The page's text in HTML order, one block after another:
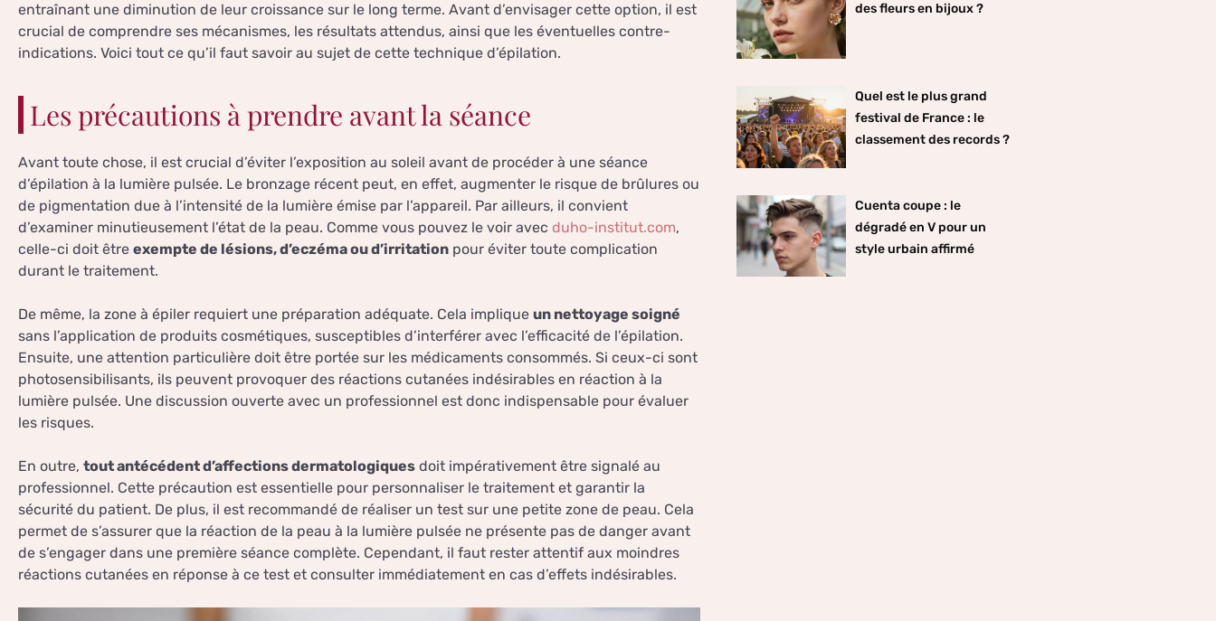
entraînant une diminution de leur croissance sur le long terme. Avant d’envisager cette option, il est
crucial de comprendre ses mécanismes, les résultats attendus, ainsi que les éventuelles contre-
indications. Voici tout ce qu’il faut savoir au sujet de cette technique d’épilation.
Les précautions à prendre avant la séance
Avant toute chose, il est crucial d’éviter l’exposition au soleil avant de procéder à une séance
d’épilation à la lumière pulsée. Le bronzage récent peut, en effet, augmenter le risque de brûlures ou
de pigmentation due à l’intensité de la lumière émise par l’appareil. Par ailleurs, il convient
d’examiner minutieusement l’état de la peau. Comme vous pouvez le voir avec duho-institut.com,
celle-ci doit être exempte de lésions, d’eczéma ou d’irritation pour éviter toute complication
durant le traitement.
De même, la zone à épiler requiert une préparation adéquate. Cela implique un nettoyage soigné
sans l’application de produits cosmétiques, susceptibles d’interférer avec l’efficacité de l’épilation.
Ensuite, une attention particulière doit être portée sur les médicaments consommés. Si ceux-ci sont
photosensibilisants, ils peuvent provoquer des réactions cutanées indésirables en réaction à la
lumière pulsée. Une discussion ouverte avec un professionnel est donc indispensable pour évaluer
les risques.
En outre, tout antécédent d’affections dermatologiques doit impérativement être signalé au
professionnel. Cette précaution est essentielle pour personnaliser le traitement et garantir la
sécurité du patient. De plus, il est recommandé de réaliser un test sur une petite zone de peau. Cela
permet de s’assurer que la réaction de la peau à la lumière pulsée ne présente pas de danger avant
de s’engager dans une première séance complète. Cependant, il faut rester attentif aux moindres
réactions cutanées en réponse à ce test et consulter immédiatement en cas d’effets indésirables.
des fleurs en bijoux ?
Quel est le plus grand
festival de France : le
classement des records ?
Cuenta coupe : le
dégradé en V pour un
style urbain affirmé